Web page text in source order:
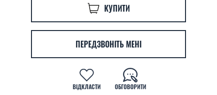
КУПИТИ
ПЕРЕДЗВОНІТЬ МЕНІ
ВІДКЛАСТИ ОБГОВОРИТИ